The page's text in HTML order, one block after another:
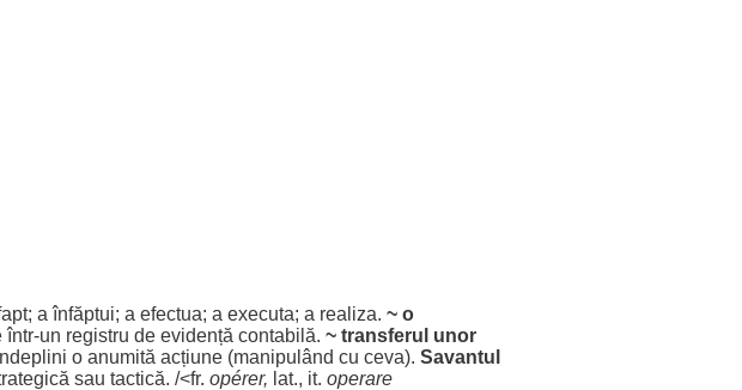
; aînfăptui; a efectua; a executa; a realiza. ~ o
într-un registru de evidență contabilă. ~ transferul unor
o anumită acțiune (manipulând cu ceva). Savantul
sau tactică. /<fr. opérer, lat., it. operare